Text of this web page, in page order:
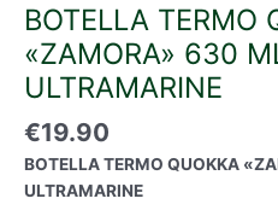
BOTELLA TERMO
«ZAMORA» 630
ULTRAMARINE
€19.90
BOTELLA TERMO QUOKKA
ULTRAMARINE